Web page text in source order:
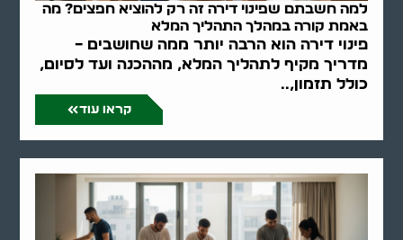
למה חשבתם שפינוי דירה זה רק להוציא חפצים? מה
באמת קורה במהלך התהליך המלא
פינוי דירה הוא הרבה יותר ממה שחושבים –
מדריך מקיף לתהליך המלא, מההכנה ועד לסיום,
כולל תזמון,..
קראו עוד